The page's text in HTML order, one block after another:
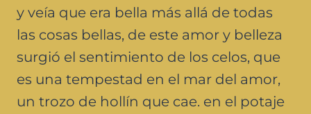
y veía que era bella más allá de todas
las cosas bellas, de este amor y belleza
surgió el sentimiento de los celos, que
es una tempestad en el mar del amor,
un trozo de hollín que cae. en el potaje